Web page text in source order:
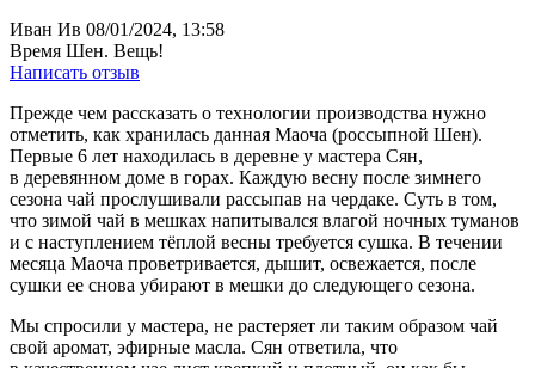
Иван Ив 08/01/2024, 13:58
Время Шен. Вещь!
Написать отзыв
Прежде чем рассказать о технологии производства нужно
отметить, как хранилась данная Маоча (россыпной Шен).
Первые 6 лет находилась в деревне у мастера Сян,
в деревянном доме в горах. Каждую весну после зимнего
сезона чай прослушивали рассыпав на чердаке. Суть в том,
что зимой чай в мешках напитывался влагой ночных туманов
и с наступлением тёплой весны требуется сушка. В течении
месяца Маоча проветривается, дышит, освежается, после
сушки ее снова убирают в мешки до следующего сезона.
Мы спросили у мастера, не растеряет ли таким образом чай
свой аромат, эфирные масла. Сян ответила, что